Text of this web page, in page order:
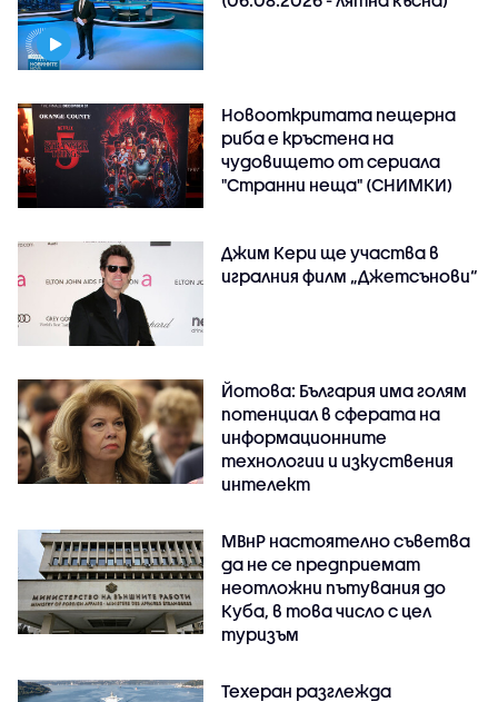
Новооткритата пещерна
риба е кръстена на
чудовището от сериала
"Странни неща" (СНИМКИ)
Джим Кери ще участва в
игралния филм „Джетсънови“
Йотова: България има голям
потенциал в сферата на
информационните
технологии и изкуствения
интелект
МВнР настоятелно съветва
да не се предприемат
неотложни пътувания до
Куба, в това число с цел
туризъм
Техеран разглежда